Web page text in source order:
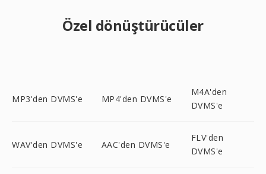
Özel dönüştürücüler
MP3'den DVMS'e MP4'den DVMS'e
M4A'den
DVMS'e
WAV'den DVMS'e AAC'den DVMS'e
FLV'den
DVMS'e